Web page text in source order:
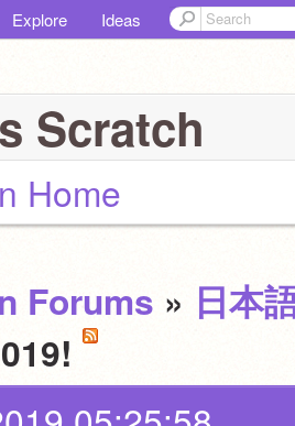
Explore Ideas
Scratch
Home
Forums » 日本